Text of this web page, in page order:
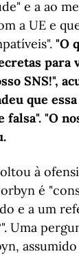
e a ao
a UE e
"O
para
SNS!",
que
"O
à
é
e a um
Uma